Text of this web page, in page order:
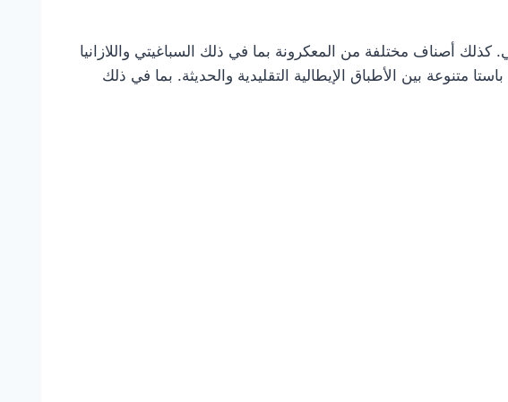
كذلك أصناف مختلفة من المعكرونة بما في ذلك السباغيتي واللازانيا
متنوعة بين الأطباق الإيطالية التقليدية والحديثة. بما في ذلك